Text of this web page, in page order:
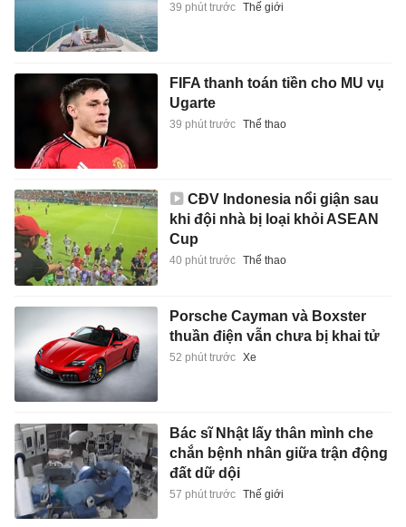
39 phút trước Thế giới
FIFA thanh toán tiền cho MU vụ
Ugarte
39 phút trước Thể thao
CĐV Indonesia nổi giận sau
khi đội nhà bị loại khỏi ASEAN
Cup
40 phút trước Thể thao
Porsche Cayman và Boxster
thuần điện vẫn chưa bị khai tử
52 phút trước Xe
Bác sĩ Nhật lấy thân mình che
chắn bệnh nhân giữa trận động
đất dữ dội
57 phút trước Thế giới